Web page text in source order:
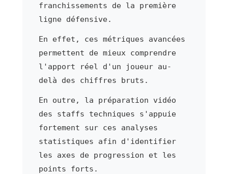
franchissements de la première
ligne défensive.
En effet, ces métriques avancées
permettent de mieux comprendre
l'apport réel d'un joueur au-
delà des chiffres bruts.
En outre, la préparation vidéo
des staffs techniques s'appuie
fortement sur ces analyses
statistiques afin d'identifier
les axes de progression et les
points forts.